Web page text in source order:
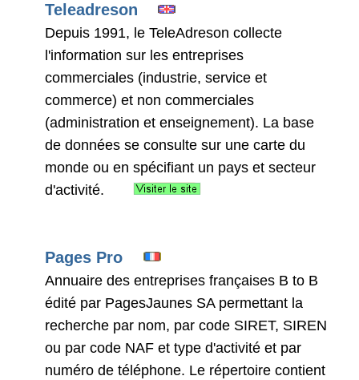
Teleadreson
Depuis 1991, le TeleAdreson collecte
l'information sur les entreprises
commerciales (industrie, service et
commerce) et non commerciales
(administration et enseignement). La base
de données se consulte sur une carte du
monde ou en spécifiant un pays et secteur
d'activité.
Pages Pro
Annuaire des entreprises françaises B to B
édité par PagesJaunes SA permettant la
recherche par nom, par code SIRET, SIREN
ou par code NAF et type d'activité et par
numéro de téléphone. Le répertoire contient